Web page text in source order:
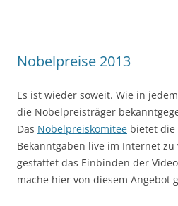
Nobelpreise 2013
Es ist wieder soweit. Wie in
die Nobelpreisträger
Das Nobelpreiskomitee bietet die
Bekanntgaben live im Internet zu
gestattet das Einbinden der
mache hier von diesem Angebot